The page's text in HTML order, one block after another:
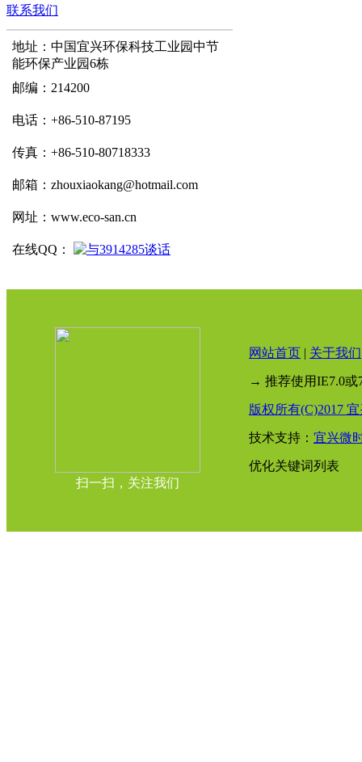
联系我们
地址：中国宜兴环保科技工业园中节
能环保产业园6栋
邮编：214200
电话：+86-510-87195
传真：+86-510-80718333
邮箱：zhouxiaokang@hotmail.com
网址：www.eco-san.cn
在线QQ：
扫一扫，关注我们
网站首页 | 关于我们
→ 推荐使用IE7.0
版权所有(C)2017
技术支持： 宜兴微
优化关键词列表